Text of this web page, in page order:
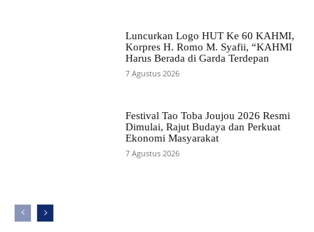
Luncurkan Logo HUT Ke 60 KAHMI,
Korpres H. Romo M. Syafii, “KAHMI
Harus Berada di Garda Terdepan
7 Agustus 2026
Festival Tao Toba Joujou 2026 Resmi
Dimulai, Rajut Budaya dan Perkuat
Ekonomi Masyarakat
7 Agustus 2026